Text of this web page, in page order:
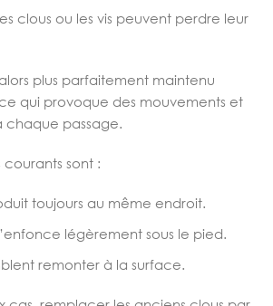
clous ou les vis peuvent perdre leur
plus parfaitement maintenu
qui provoque des mouvements et
chaque passage.
courants sont :
toujours au même endroit.
légèrement sous le pied.
remonter à la surface.